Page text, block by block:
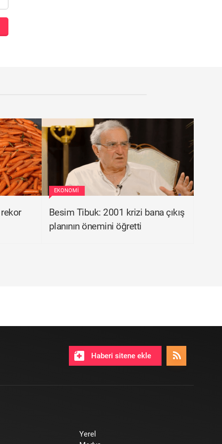
EKONOMI
Besim Tibuk: 2001 krizi bana çıkış
planının önemini öğretti
Haberi sitene ekle
Yerel